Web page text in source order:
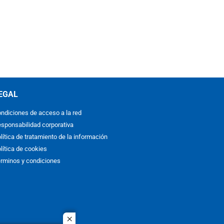
de acceso a la red
corporativa
de tratamiento de la información
de cookies
y condiciones